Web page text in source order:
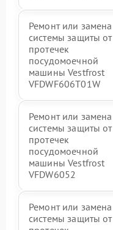
Ремонт или замена
системы защиты от
протечек
посудомоечной
машины Vestfrost
VFDWF606T01W
Ремонт или замена
системы защиты от
протечек
посудомоечной
машины Vestfrost
VFDW6052
Ремонт или замена
системы защиты от